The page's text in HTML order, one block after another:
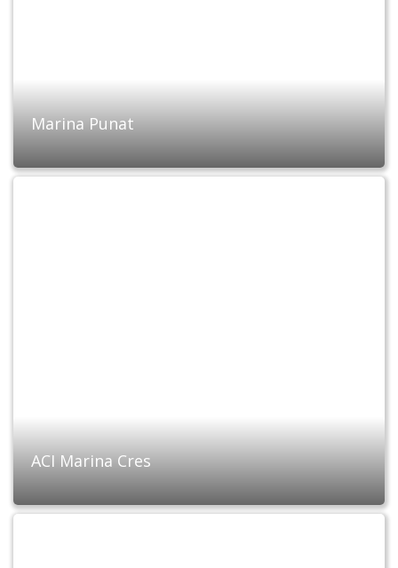
Marina Punat
ACI Marina Cres